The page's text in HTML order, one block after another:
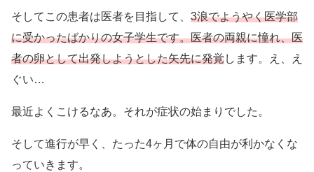
そしてこの患者は医者を目指して、 3浪でようやく医学部
に受かったばかりの女子学生です。医者の両親に憧れ、医
者の卵として出発しようとした矢先に発覚します。え、え
ぐい…
最近よくこけるなあ。それが症状の始まりでした。
そして進行が早く、たった4ヶ月で体の自由が利かなくな
っていきます。